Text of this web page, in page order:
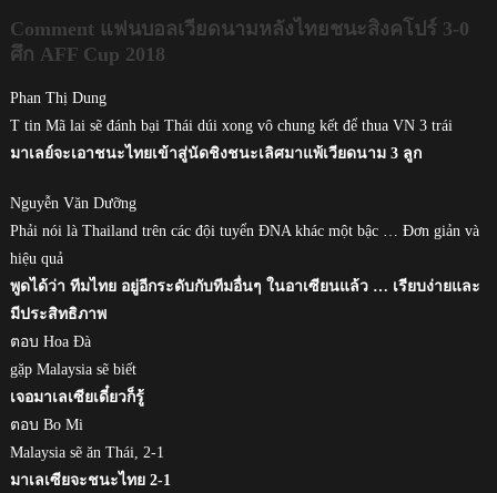
Comment แฟนบอลเวียดนามหลังไทยชนะสิงคโปร์ 3-0
ศึก AFF Cup 2018
Phan Thị Dung
T tin Mã lai sẽ đánh bại Thái dúi xong vô chung kết để thua VN 3 trái
มาเลย์จะเอาชนะไทยเข้าสู่นัดชิงชนะเลิศมาแพ้เวียดนาม 3 ลูก
Nguyễn Văn Dưỡng
Phải nói là Thailand trên các đội tuyển ĐNA khác một bậc … Đơn giản và
hiệu quả
พูดได้ว่า ทีมไทย อยู่อีกระดับกับทีมอื่นๆ ในอาเซียนแล้ว … เรียบง่ายและ
มีประสิทธิภาพ
ตอบ Hoa Đà
gặp Malaysia sẽ biết
เจอมาเลเซียเดี๋ยวก็รู้
ตอบ Bo Mi
Malaysia sẽ ăn Thái, 2-1
มาเลเซียจะชนะไทย 2-1